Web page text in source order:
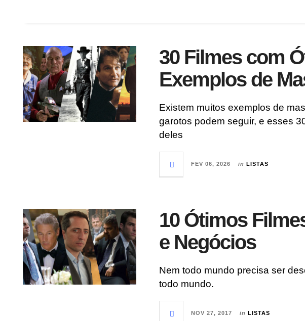
30 Filmes com
Exemplos de
Existem muitos exemplos de
garotos podem seguir, e esses
deles
FEV 06, 2026 in LISTAS
10 Ótimos
e Negócios
Nem todo mundo precisa ser
todo mundo.
NOV 27, 2017 in LISTAS